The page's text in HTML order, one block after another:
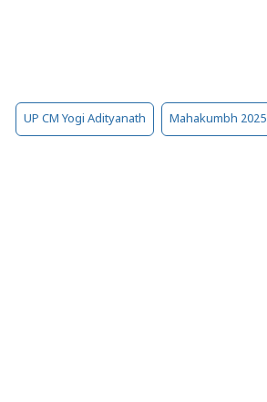
UP CM Yogi Adityanath Mahakumbh 2025